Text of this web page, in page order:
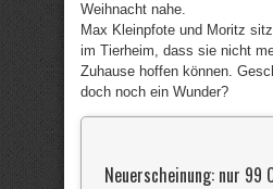
Weihnacht nahe.
Max Kleinpfote und Moritz
im Tierheim, dass sie nicht
Zuhause hoffen können.
doch noch ein Wunder?
Neuerscheinung: nur 99